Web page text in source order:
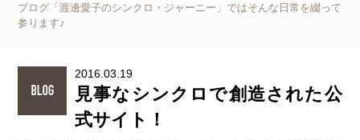
ブログ「渡邊愛子のシンクロ・ジャーニー」ではそんな日常を綴って
参ります♪
2016.03.19
見事なシンクロで創造された公
式サイト！